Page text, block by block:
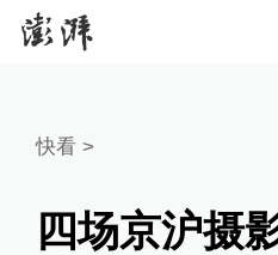
快看>
四场京沪摄